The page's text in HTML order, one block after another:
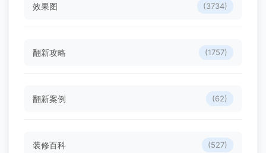
效果图 (3734)
翻新攻略 (1757)
翻新案例 (62)
装修百科 (527)